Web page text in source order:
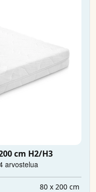
cm H2/H3
80 x 200 cm